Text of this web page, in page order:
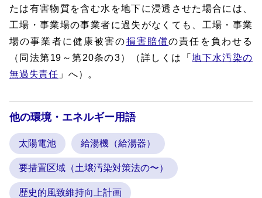
たは有害物質を含む水を地下に浸透させた場合には、
工場・事業場の事業者に過失がなくても、工場・事業
場の事業者に健康被害の損害賠償の責任を負わせる
（同法第19～第20条の3）（詳しくは「地下水汚染の
無過失責任 」へ）。
他の環境・エネルギー用語
太陽電池 給湯機（給湯器）
要措置区域（土壌汚染対策法の〜）
歴史的風致維持向上計画